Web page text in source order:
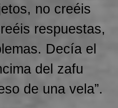
no creéis
respuestas,
Decía el
del zafu
de una vela”.